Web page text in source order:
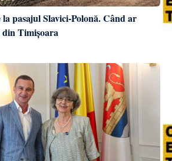
pasajul Slavici-Polonă. Când ar
din Timișoara